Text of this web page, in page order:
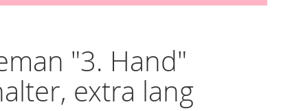
"3. Hand"
extra lang